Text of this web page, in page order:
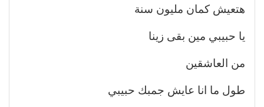
هتعيش كمان مليون سنة
يا حبيبي مين بقى زينا
من العاشقين
طول ما انا عايش جمبك حبيبي